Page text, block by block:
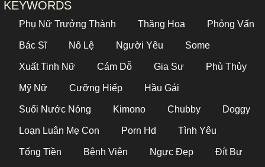
KEYWORDS
Phụ Nữ Trưởng Thành Thăng Hoa Phỏng Vấn
Bác Sĩ Nô Lệ Người Yêu Some
Xuất Tinh Nữ Cám Dỗ Gia Sư Phù Thủy
Mỹ Nữ Cưỡng Hiếp Hầu Gái
Suối Nước Nóng Kimono Chubby Doggy
Loạn Luân Mẹ Con Porn Hd Tình Yêu
Tống Tiền Bệnh Viện Ngực Đẹp Đít Bự